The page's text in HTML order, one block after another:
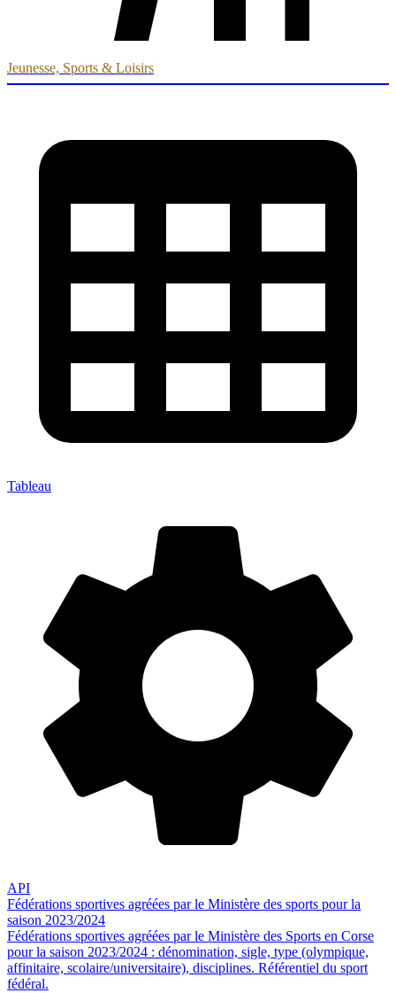
Jeunesse, Sports & Loisirs
Tableau
API
Fédérations sportives agréées par le Ministère des sports pour la
saison 2023/2024
Fédérations sportives agréées par le Ministère des Sports en Corse
pour la saison 2023/2024 : dénomination, sigle, type (olympique,
affinitaire, scolaire/universitaire), disciplines. Référentiel du sport
fédéral.